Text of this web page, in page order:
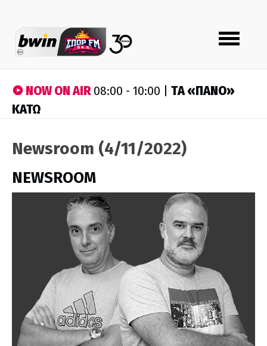
Toggle
navigation
NOW ON AIR08:00 - 10:00 | ΤA «ΠΑΝΟ»
ΚΑΤΩ
Newsroom (4/11/2022)
NEWSROOM